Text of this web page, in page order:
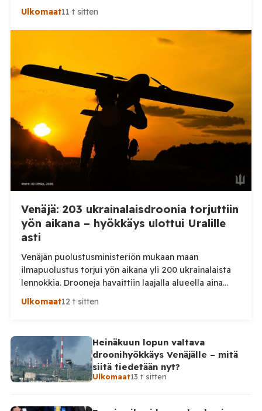
drooneilla ja tykistöllä viidelle eri alueelle.
alueellisen sotilashallinnon johtaja Oleksandr Hanzha
kertoi perjantaiaamuna 7. elokuuta julkaisemassaan
hyökkäsivät yön aikana yli 20 kertaa viidelle alueelle.
Nikopolin alueella iskuja kohdistui Nikopolin
kaupunkiin sekä […]
Ulkomaat11 t sitten
Venäjä: 203 ukrainalaisdroonia torjuttiin
yön aikana – hyökkäys ulottui Uralille
asti
Venäjän puolustusministeriön mukaan maan
ilmapuolustus torjui yön aikana yli 200 ukrainalaista
lennokkia. Drooneja havaittiin laajalla alueella aina
Uralille asti. Venäjän puolustusministeriön virallisen
miehittämätöntä ilma-alusta torstai-illan 6. elokuuta
ja perjantaiaamun 7. elokuuta välisenä aikana.
Ministeriön ilmoitus koskee aikaväliä kello 20–08
Moskovan aikaa. Ministeriön mukaan drooneja
torjuttiin […]
Ulkomaat12 t sitten
Heinäkuun lopun valtava
droonihyökkäys Venäjälle – mitä
siitä tiedetään nyt?
Ulkomaat13 t sitten